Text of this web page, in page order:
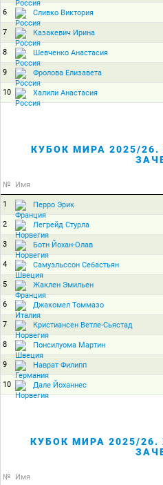
6 Сливко Виктория
7 Казакевич Ирина
8 Шевченко Анастасия
9 Фролова Елизавета
10 Халили Анастасия
КУБОК МИРА 2025/
№ Имя
1 Перро Эрик
2 Легрейд Стурла
3 Ботн Йохан-Олав
4 Самуэльссон Себастьян
5 Жаклен Эмильен
6 Джакомел Томмазо
7 Кристиансен Ветле-Сьястад
8 Понсилуома Мартин
9 Наврат Филипп
10 Дале Йоханнес
КУБОК МИРА 2025/
№ Имя